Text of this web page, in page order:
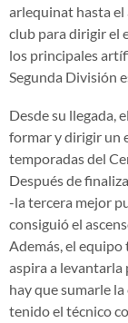
arlequinat hasta el
club para dirigir el
los principales
Segunda División
Desde su llegada,
formar y dirigir un
temporadas del
Después de
-la tercera mejor
consiguió el
Además, el
aspira a levantarla
hay que sumarle
tenido el técnico